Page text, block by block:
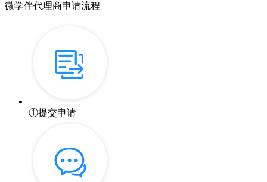
微学伴代理商申请流程
①提交申请